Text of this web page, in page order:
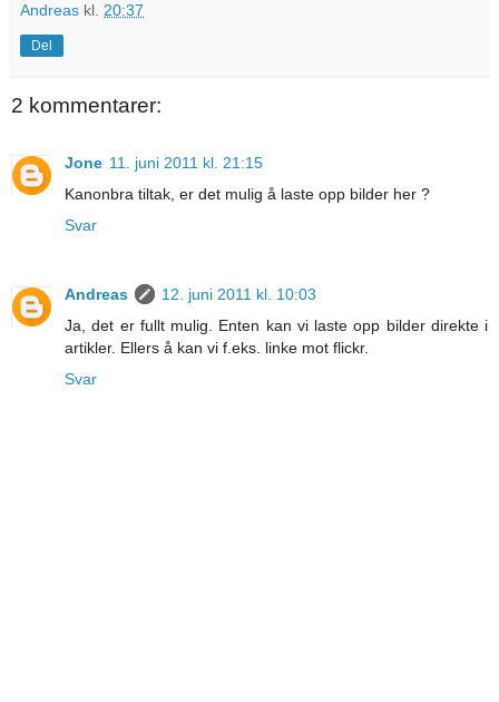
Andreas kl. 20:37
Del
2 kommentarer:
Jone 11. juni 2011 kl. 21:15
Kanonbra tiltak, er det mulig å laste opp bilder her ?
Svar
Andreas
12. juni 2011 kl. 10:03
Ja, det er fullt mulig. Enten kan vi laste opp bilder direkte i
artikler. Ellers å kan vi f.eks. linke mot flickr.
Svar